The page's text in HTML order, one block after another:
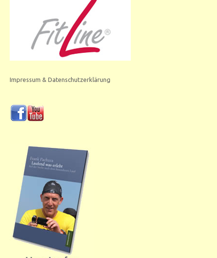
Impressum & Datenschutzerklärung